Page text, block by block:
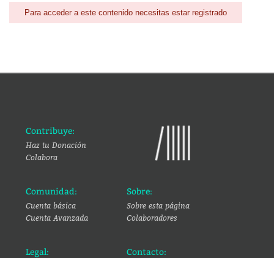
Para acceder a este contenido necesitas estar registrado
Contribuye:
Haz tu Donación
Colabora
Comunidad:
Cuenta básica
Cuenta Avanzada
Sobre:
Sobre esta página
Colaboradores
Legal: Contacto: